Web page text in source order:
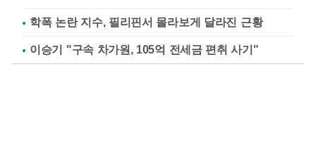
학폭 논란 지수, 필리핀서 몰라보게 달라진 근황
이승기 "구속 차가원, 105억 전세금 편취 사기"